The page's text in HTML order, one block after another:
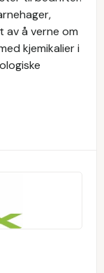
å verne om
kjemikalier i